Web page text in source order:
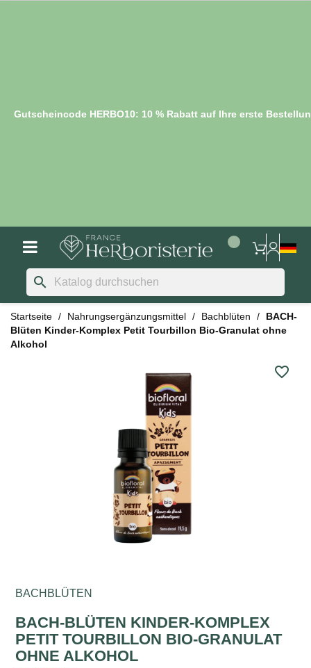
Gutscheincode HERBO10: 10 % Rabatt auf Ihre erste
search
Startseite Nahrungsergänzungsmittel Bachblüten
BACH-
Blüten Kinder-Komplex Petit Tourbillon Bio-Granulat ohne
Alkohol
favorite_border
BACHBLÜTEN
BACH-BLÜTEN KINDER-KOMPLEX
PETIT TOURBILLON BIO-GRANULAT
OHNE ALKOHOL